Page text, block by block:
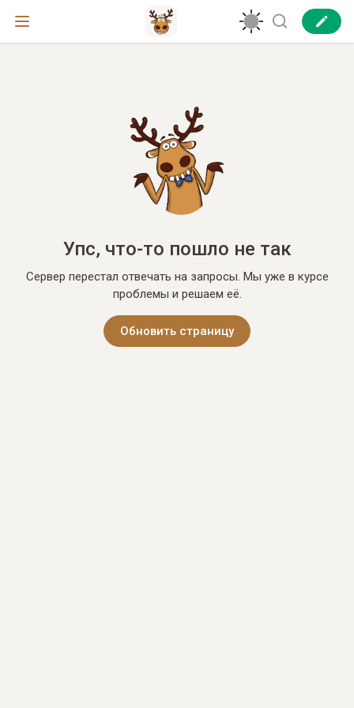
Упс, что-то пошло не так
Сервер перестал отвечать на запросы. Мы уже в курсе
проблемы и решаем её.
Обновить страницу